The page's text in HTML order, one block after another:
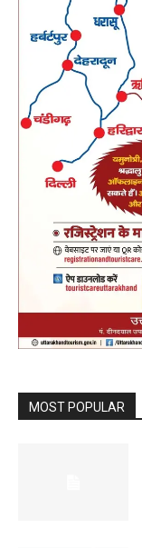
MOST POPULAR